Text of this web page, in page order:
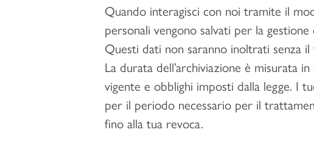
Quando interagisci con noi tramite il
personali vengono salvati per la
Questi dati non saranno inoltrati senza il
La durata dell’archiviazione è misurata
vigente e obblighi imposti dalla legge. I
per il periodo necessario per il
fino alla tua revoca.